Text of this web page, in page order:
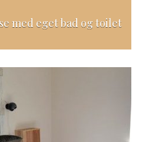
med eget bad og toilet